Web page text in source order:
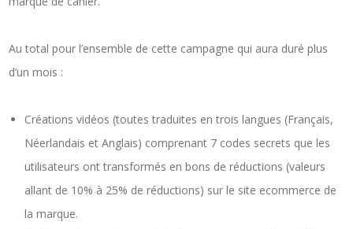
Au total pour l’ensemble de cette campagne qui aura duré plus
d’un mois :
Créations vidéos (toutes traduites en trois langues (Français,
Néerlandais et Anglais) comprenant 7 codes secrets que les
utilisateurs ont transformés en bons de réductions (valeurs
allant de 10% à 25% de réductions) sur le site ecommerce de
la marque.